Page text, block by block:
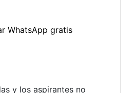
y los aspirantes no